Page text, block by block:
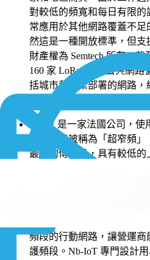
對較低的頻寬和每日有限的
常應用於其他網路覆蓋不
然這是一種開放標準，但支
財產權為 Semtech 所有。截
160 家 LoRaWAN 公共網
括城市和企業部署的網路，
Sigfox 是一家法國公司，使
這些網路被稱為「超窄頻
最小的傳輸量，具有較低的
頻段的行動網路，讓營運商
護頻段。Nb-IoT 專門設計